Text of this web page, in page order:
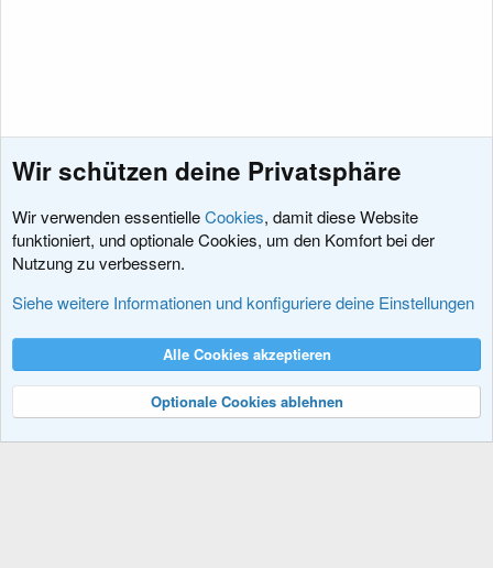
Fragen und Antworten
Nutzungsbedingungen Datenschutz
R
Community platform by XenForo® © 2010-2024 XenForo Ltd.
Wir schützen deine Privatsphäre
Wir verwenden essentielleCookies, damit diese Website
funktioniert, und optionale Cookies, um den Komfort bei der
Nutzung zu verbessern.
Siehe weitere Informationen und konfiguriere deine Einstellungen
Alle Cookies akzeptieren
Optionale Cookies ablehnen